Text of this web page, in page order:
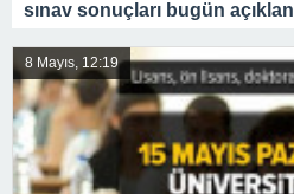
sınav sonuçları bugün
8 Mayıs, 12:19